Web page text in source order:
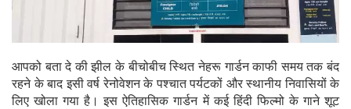
आपको बता दे की झील के बीचोबीच स्थित नेहरू गार्डन काफी समय तक बंद
रहने के बाद इसी वर्ष रेनोवेशन के पश्चात पर्यटकों और स्थानीय निवासियों के
लिए खोला गया है। इस ऐतिहासिक गार्डन में कई हिंदी फिल्मो के गाने शूट